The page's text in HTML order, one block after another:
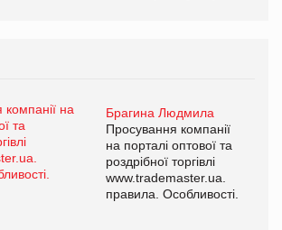
Брагина Людмила
Просування компанії
на порталі оптової та
роздрібної торгівлі
www.trademaster.ua.
правила. Особливості.